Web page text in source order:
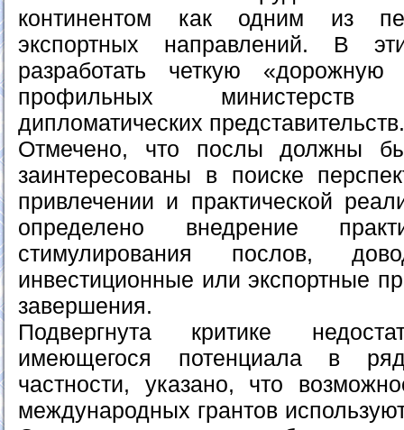
континентом как одним из
экспортных направлений. В
разработать четкую
профильных
дипломатических представительств.
Отмечено, что послы должны
заинтересованы в поиске
привлечении и практической
определено внедрение
стимулирования послов,
инвестиционные или экспортные
завершения.
Подвергнута критике
имеющегося потенциала в
частности, указано, что
международных грантов